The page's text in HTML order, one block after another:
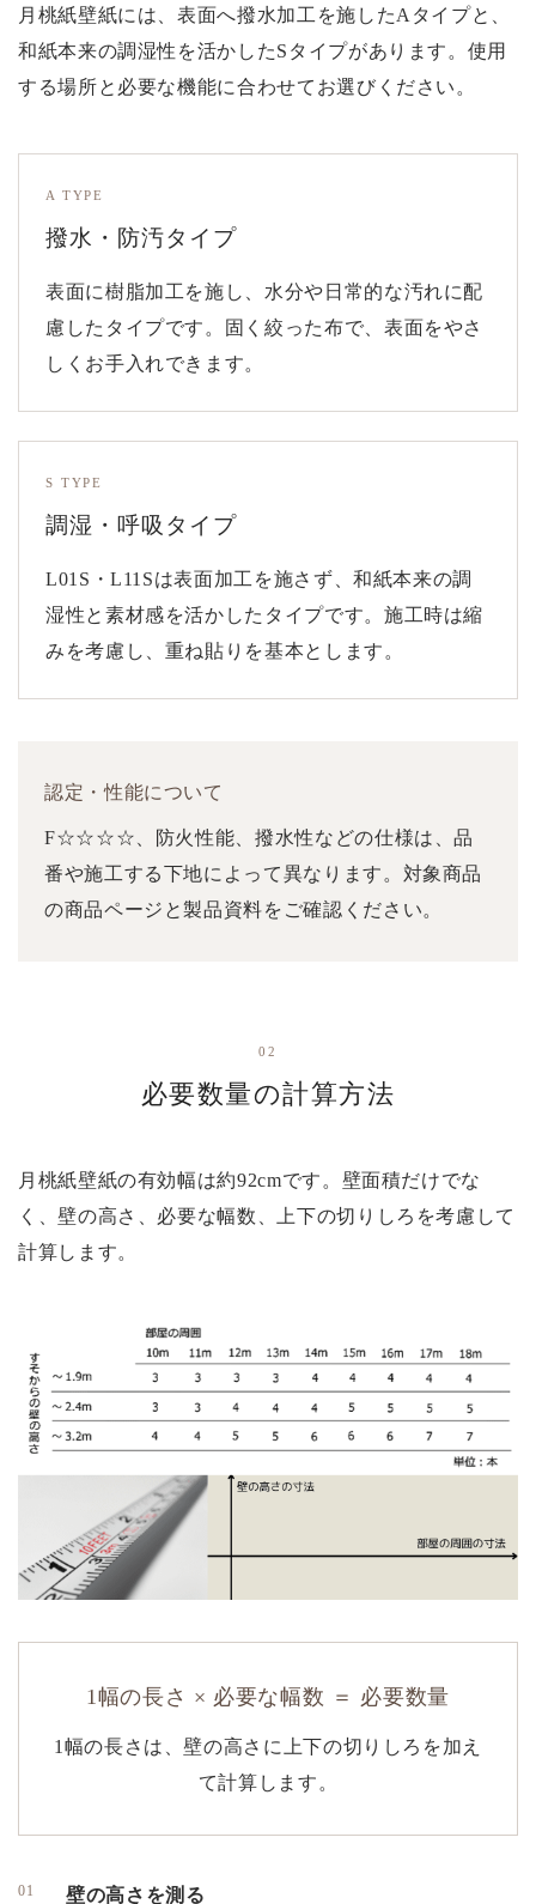
月桃紙壁紙には、表面へ撥水加工を施したAタイプと、
和紙本来の調湿性を活かしたSタイプがあります。使用
する場所と必要な機能に合わせてお選びください。
A TYPE
撥水・防汚タイプ
表面に樹脂加工を施し、水分や日常的な汚れに配
慮したタイプです。固く絞った布で、表面をやさ
しくお手入れできます。
S TYPE
調湿・呼吸タイプ
L01S・L11Sは表面加工を施さず、和紙本来の調
湿性と素材感を活かしたタイプです。施工時は縮
みを考慮し、重ね貼りを基本とします。
認定・性能について
F☆☆☆☆、防火性能、撥水性などの仕様は、品
番や施工する下地によって異なります。対象商品
の商品ページと製品資料をご確認ください。
02
必要数量の計算方法
月桃紙壁紙の有効幅は約92cmです。壁面積だけでな
く、壁の高さ、必要な幅数、上下の切りしろを考慮して
計算します。
1幅の長さ × 必要な幅数 ＝ 必要数量
1幅の長さは、壁の高さに上下の切りしろを加え
て計算します。
壁の高さを測る